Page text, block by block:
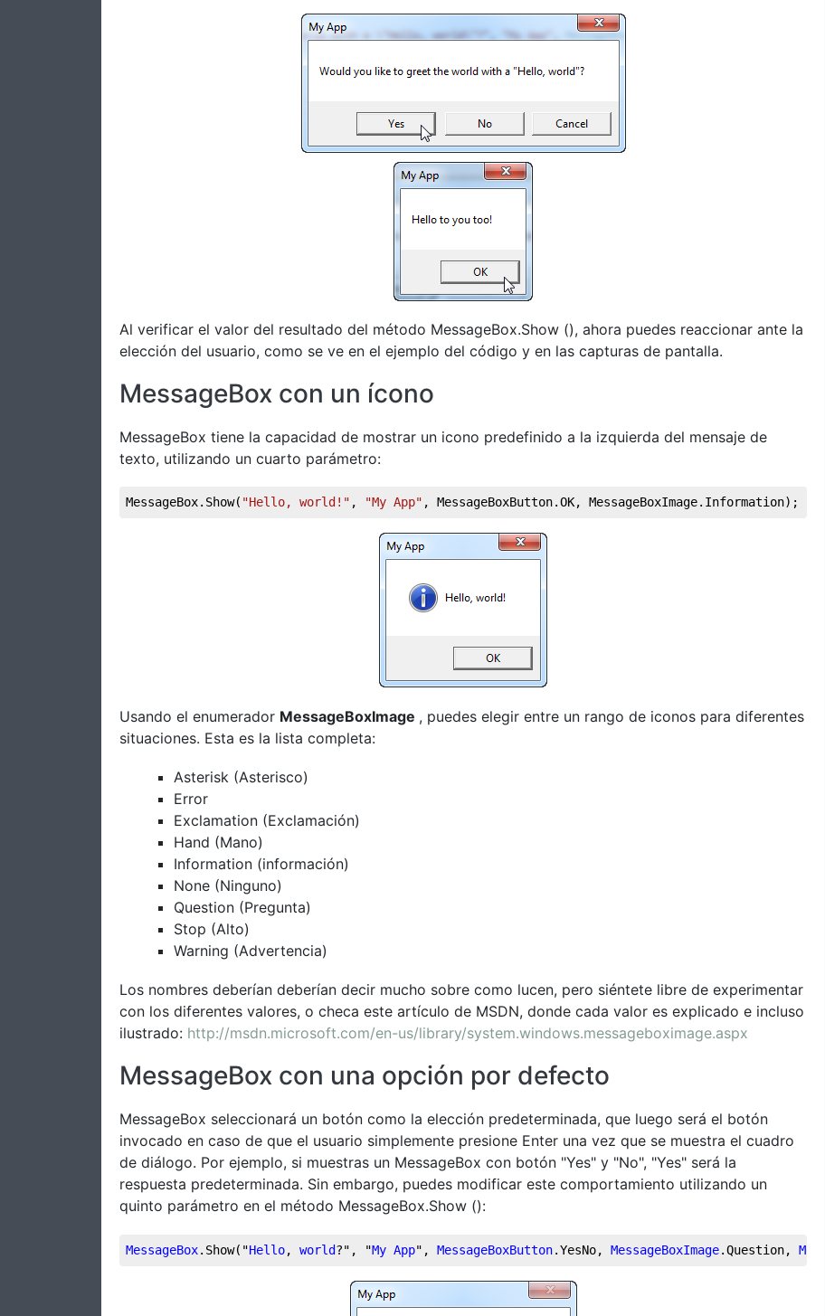
Al verificar el valor del resultado del método MessageBox.Show (), ahora puedes reaccionar ante la
elección del usuario, como se ve en el ejemplo del código y en las capturas de pantalla.
MessageBox con un ícono
MessageBox tiene la capacidad de mostrar un icono predefinido a la izquierda del mensaje de
texto, utilizando un cuarto parámetro:
MessageBox.Show( "Hello, world!" , "My App" , MessageBoxButton.OK, MessageBoxImage.Information);
Usando el enumerador MessageBoxImage , puedes elegir entre un rango de iconos para diferentes
situaciones. Esta es la lista completa:
Asterisk (Asterisco)
Error
Exclamation (Exclamación)
Hand (Mano)
Information (información)
None (Ninguno)
Question (Pregunta)
Stop (Alto)
Warning (Advertencia)
Los nombres deberían deberían decir mucho sobre como lucen, pero siéntete libre de experimentar
con los diferentes valores, o checa este artículo de MSDN, donde cada valor es explicado e incluso
ilustrado: http://msdn.microsoft.com/en-us/library/system.windows.messageboximage.aspx
MessageBox con una opción por defecto
MessageBox seleccionará un botón como la elección predeterminada, que luego será el botón
invocado en caso de que el usuario simplemente presione Enter una vez que se muestra el cuadro
de diálogo. Por ejemplo, si muestras un MessageBox con botón "Yes" y "No", "Yes" será la
respuesta predeterminada. Sin embargo, puedes modificar este comportamiento utilizando un
quinto parámetro en el método MessageBox.Show ():
MessageBox.Show("Hello, world?", "My App", MessageBoxButton.YesNo, MessageBoxImage.Question,